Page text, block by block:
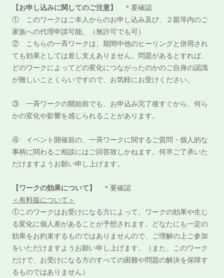
【お申し込みに関してのご注意】
＊要確認
① このワークはご本人からのお申し込み及び、２親等内のご
家族への代理申請可能。（無許可でも可）
② こちらの一斉ワークは、期間中他のヒーリングと併用され
ても効果としては差し支えありません。問題があるとすれば、
どのワークによってどの変化につながったのかのご自身の認識
が難しいことくらいですので、お気軽にお受けください。
③ 一斉ワークの開始前でも、お申込み完了後すぐから、何ら
かの変化や影響を感じられることがあります。
④ イベント開催前の、一斉ワークに関するご質問・個人的な
事柄に関わるご相談にはご回答致しかねます。何卒ご了承いた
だけますようお願い申し上げます。
【ワークの効果について】
＊要確認
＜有料版について＞
①このワークはお受けになる方によって、ワークの効果や生じ
る変化に個人差があることが予想されます。どなたにも一定の
効果をお約束するものではありませんので、ご理解の上ご参加
をいただけますようお願い申し上げます。（また、このワーク
だけで、お受けになる方のすべての困難や問題の解決を保障す
るものではありません）